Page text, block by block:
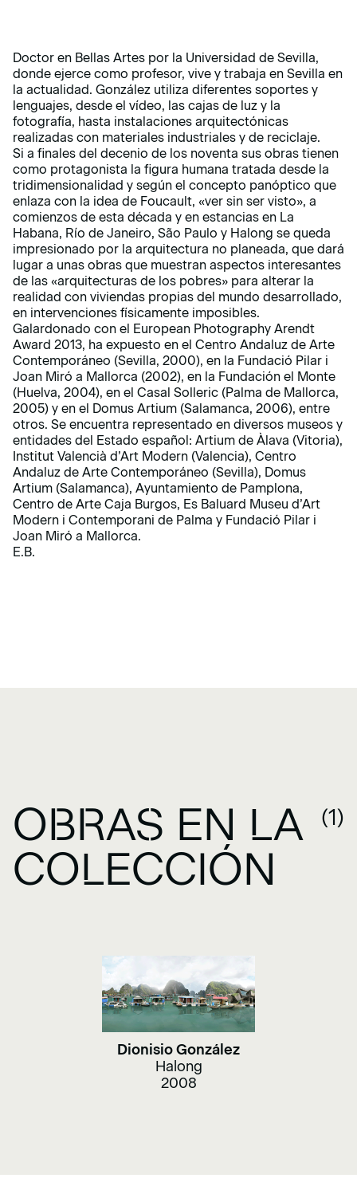
Doctor en Bellas Artes por la Universidad de Sevilla,
donde ejerce como profesor, vive y trabaja en Sevilla en
la actualidad. González utiliza diferentes soportes y
lenguajes, desde el vídeo, las cajas de luz y la
fotografía, hasta instalaciones arquitectónicas
realizadas con materiales industriales y de reciclaje.
Si a finales del decenio de los noventa sus obras tienen
como protagonista la figura humana tratada desde la
tridimensionalidad y según el concepto panóptico que
enlaza con la idea de Foucault, «ver sin ser visto», a
comienzos de esta década y en estancias en La
Habana, Río de Janeiro, São Paulo y Halong se queda
impresionado por la arquitectura no planeada, que dará
lugar a unas obras que muestran aspectos interesantes
de las «arquitecturas de los pobres» para alterar la
realidad con viviendas propias del mundo desarrollado,
en intervenciones físicamente imposibles.
Galardonado con el European Photography Arendt
Award 2013, ha expuesto en el Centro Andaluz de Arte
Contemporáneo (Sevilla, 2000), en la Fundació Pilar i
Joan Miró a Mallorca (2002), en la Fundación el Monte
(Huelva, 2004), en el Casal Solleric (Palma de Mallorca,
2005) y en el Domus Artium (Salamanca, 2006), entre
otros. Se encuentra representado en diversos museos y
entidades del Estado español: Artium de Àlava (Vitoria),
Institut Valencià d’Art Modern (Valencia), Centro
Andaluz de Arte Contemporáneo (Sevilla), Domus
Artium (Salamanca), Ayuntamiento de Pamplona,
Centro de Arte Caja Burgos, Es Baluard Museu d’Art
Modern i Contemporani de Palma y Fundació Pilar i
Joan Miró a Mallorca.
E.B.
OBRAS EN LA
COLECCIÓN
(1)
Dionisio González
Halong
2008